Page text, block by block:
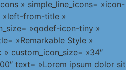
» simple_line_icons= »icon-
»left-from-title »
»qodef-icon-tiny »
»Remarkable Style »
custom_icon_size= »34″
text= »Lorem ipsum dolor sit